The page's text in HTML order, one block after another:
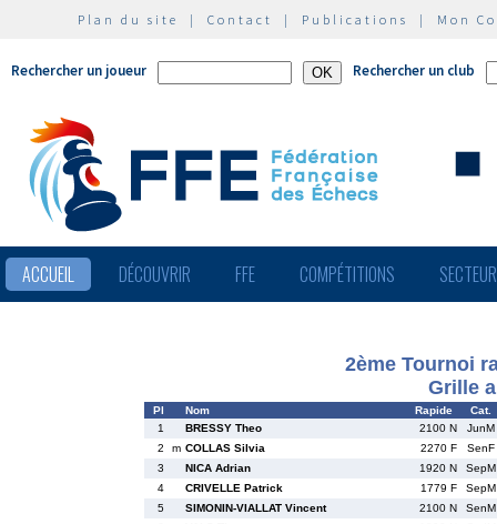
Plan du site | Contact | Publications | Mon
Rechercher un joueur Rechercher un club
ACCUEIL DÉCOUVRIR FFE COMPÉTITIONS
2ème Tournoi
Grille
Pl Nom Rapide
Cat.
1
BRESSY Theo 2100 N
JunM
2
m COLLAS Silvia 2270 F
SenF
3
NICA Adrian 1920 N
SepM
4
CRIVELLE Patrick 1779 F
SepM
5
SIMONIN-VIALLAT Vincent 2100 N
SenM